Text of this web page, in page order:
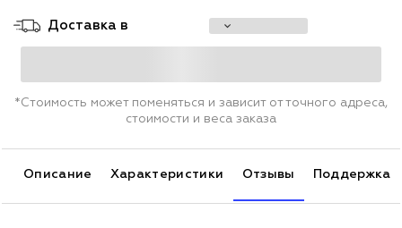
Доставка в
*Стоимость может поменяться и зависит от точного адреса,
стоимости и веса заказа
Описание Характеристики Отзывы Поддержка